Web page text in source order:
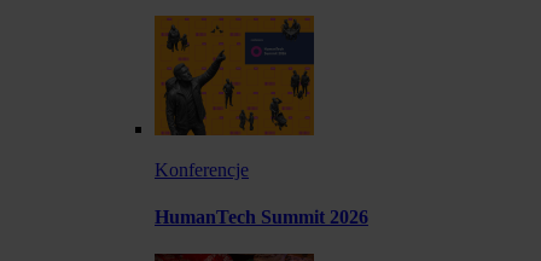
Konferencje
HumanTech Summit 2026